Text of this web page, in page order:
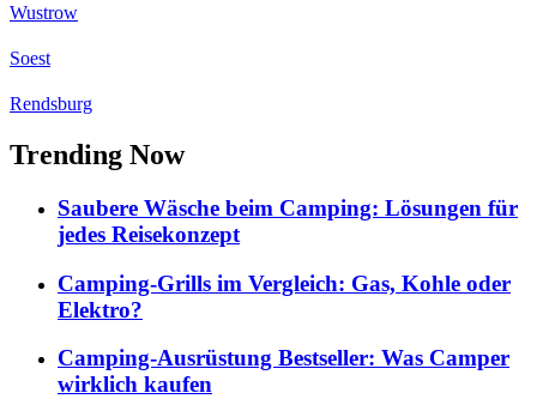
Wustrow
Soest
Rendsburg
Trending Now
Saubere Wäsche beim Camping: Lösungen für
jedes Reisekonzept
Camping-Grills im Vergleich: Gas, Kohle oder
Elektro?
Camping-Ausrüstung Bestseller: Was Camper
wirklich kaufen